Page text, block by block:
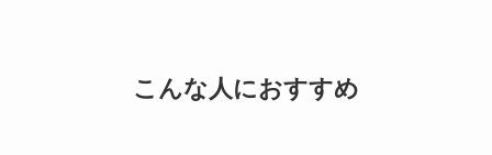
こんな人におすすめ